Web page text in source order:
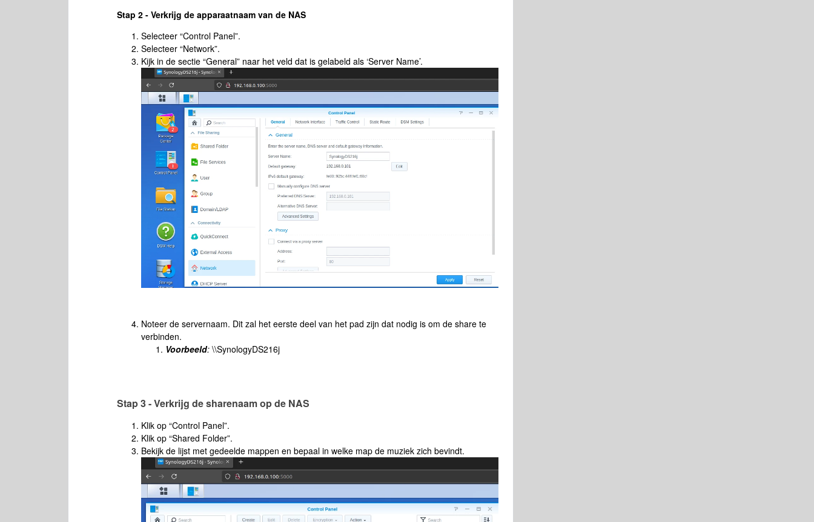
Stap 2 - Verkrijg de apparaatnaam van de NAS
Selecteer “Control Panel”.
Selecteer “Network”.
Kijk in de sectie “General” naar het veld dat is gelabeld als ‘Server Name’.
Noteer de servernaam. Dit zal het eerste deel van het pad zijn dat nodig is om de share te
verbinden.
Voorbeeld: \\SynologyDS216j
Stap 3 - Verkrijg de sharenaam op de NAS
Klik op “Control Panel”.
Klik op “Shared Folder”.
Bekijk de lijst met gedeelde mappen en bepaal in welke map de muziek zich bevindt.